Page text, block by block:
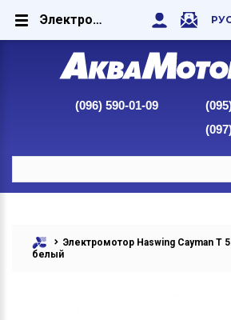
(096) 590-01-09
Электромотор Haswing Cayman T
белый
Электромотор Haswing Cayman T 55lbs (0,79 л.с.) белый